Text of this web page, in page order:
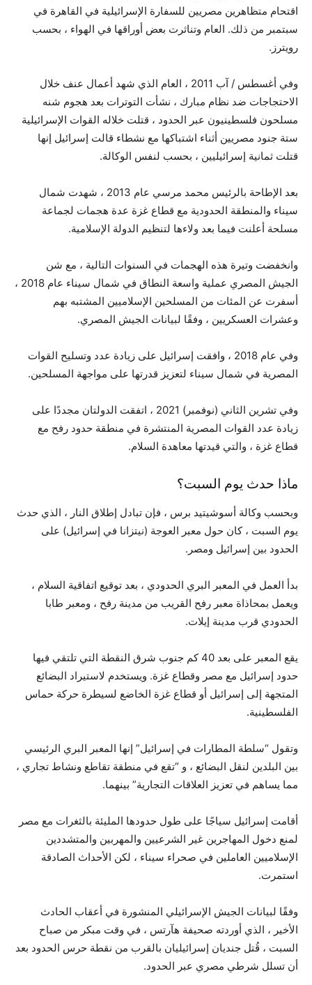
اقتحام متظاهرين مصريين للسفارة الإسرائيلية في القاهرة في
سبتمبر من ذلك. العام وتناثرت بعض أوراقها في الهواء ، بحسب
رويترز.
وفي أغسطس / آب 2011 ، العام الذي شهد أعمال عنف خلال
الاحتجاجات ضد نظام مبارك ، نشأت التوترات بعد هجوم شنه
مسلحون فلسطينيون عبر الحدود ، قتلت خلاله القوات الإسرائيلية
ستة جنود مصريين أثناء اشتباكها مع نشطاء قالت إسرائيل إنها
قتلت ثمانية إسرائيليين ، بحسب لنفس الوكالة.
بعد الإطاحة بالرئيس محمد مرسي عام 2013 ، شهدت شمال
سيناء والمنطقة الحدودية مع قطاع غزة عدة هجمات لجماعة
مسلحة أعلنت فيما بعد ولاءها لتنظيم الدولة الإسلامية.
وانخفضت وتيرة هذه الهجمات في السنوات التالية ، مع شن
الجيش المصري عملية واسعة النطاق في شمال سيناء عام 2018 ،
أسفرت عن المئات من المسلحين الإسلاميين المشتبه بهم
وعشرات العسكريين ، وفقًا لبيانات الجيش المصري.
وفي عام 2018 ، وافقت إسرائيل على زيادة عدد وتسليح القوات
المصرية في شمال سيناء لتعزيز قدرتها على مواجهة المسلحين.
وفي تشرين الثاني (نوفمبر) 2021 ، اتفقت الدولتان مجددًا على
زيادة عدد القوات المصرية المنتشرة في منطقة حدود رفح مع
قطاع غزة ، والتي قيدتها معاهدة السلام.
ماذا حدث يوم السبت؟
وبحسب وكالة أسوشيتيد برس ، فإن تبادل إطلاق النار ، الذي حدث
يوم السبت ، كان حول معبر العوجة (نيتزانا في إسرائيل) على
الحدود بين إسرائيل ومصر.
بدأ العمل في المعبر البري الحدودي ، بعد توقيع اتفاقية السلام ،
ويعمل بمحاذاة معبر رفح القريب من مدينة رفح ، ومعبر طابا
الحدودي قرب مدينة إيلات.
يقع المعبر على بعد 40 كم جنوب شرق النقطة التي تلتقي فيها
حدود إسرائيل مع مصر وقطاع غزة. ويستخدم لاستيراد البضائع
المتجهة إلى إسرائيل أو قطاع غزة الخاضع لسيطرة حركة حماس
الفلسطينية.
وتقول “سلطة المطارات في إسرائيل” إنها المعبر البري الرئيسي
بين البلدين لنقل البضائع ، و “تقع في منطقة تقاطع ونشاط تجاري ،
مما يساهم في تعزيز العلاقات التجارية” بينهما.
أقامت إسرائيل سياجًا على طول حدودها المليئة بالثغرات مع مصر
لمنع دخول المهاجرين غير الشرعيين والمهربين والمتشددين
الإسلاميين العاملين في صحراء سيناء ، لكن الأحداث الصادقة
استمرت.
وفقًا لبيانات الجيش الإسرائيلي المنشورة في أعقاب الحادث
الأخير ، الذي أوردته صحيفة هآرتس ، في وقت مبكر من صباح
السبت ، قُتل جنديان إسرائيليان بالقرب من نقطة حرس الحدود بعد
أن تسلل شرطي مصري عبر الحدود.